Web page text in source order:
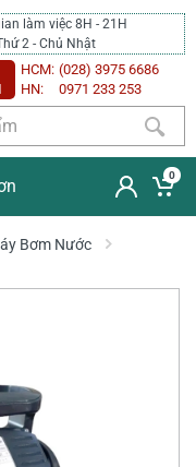
làm việc 8H - 21H
2 - Chủ Nhật
HCM: (028) 3975 6686
HN:
0971 233 253
0
Bơm Nước